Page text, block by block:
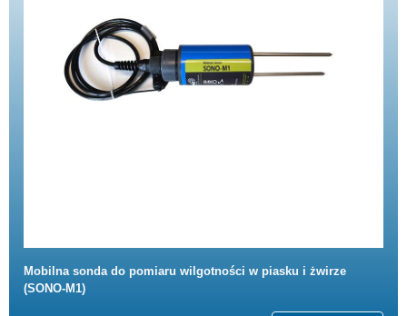
Mobilna sonda do pomiaru wilgotności w piasku i żwirze
(SONO-M1)